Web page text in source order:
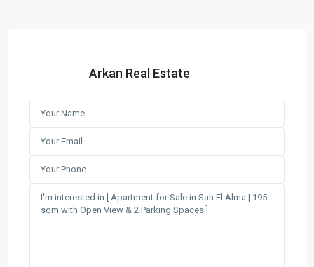
Arkan Real Estate